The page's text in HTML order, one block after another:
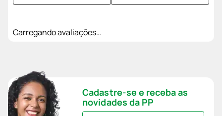
Carregando avaliações…
Cadastre-se e receba as
novidades da PP